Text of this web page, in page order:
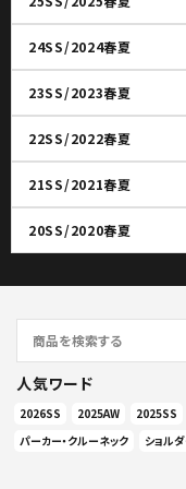
24SS/2024春夏
23SS/2023春夏
22SS/2022春夏
21SS/2021春夏
20SS/2020春夏
人気ワード
2026SS 2025AW 2025SS
パーカー・クルーネック
ショル